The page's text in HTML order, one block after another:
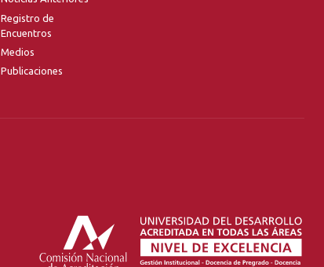
Registro de
Encuentros
Medios
Publicaciones